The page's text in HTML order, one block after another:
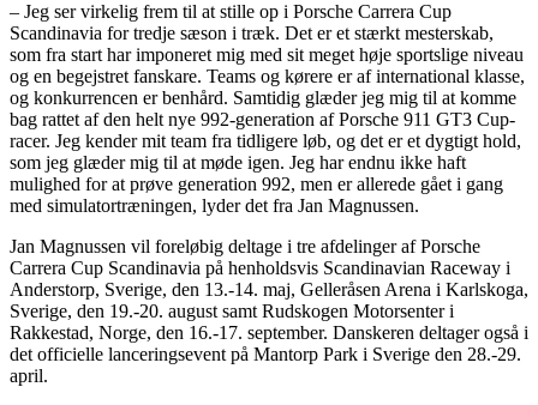
– Jeg ser virkelig frem til at stille op i Porsche Carrera Cup
Scandinavia for tredje sæson i træk. Det er et stærkt mesterskab,
som fra start har imponeret mig med sit meget høje sportslige niveau
og en begejstret fanskare. Teams og kørere er af international klasse,
og konkurrencen er benhård. Samtidig glæder jeg mig til at komme
bag rattet af den helt nye 992-generation af Porsche 911 GT3 Cup-
racer. Jeg kender mit team fra tidligere løb, og det er et dygtigt hold,
som jeg glæder mig til at møde igen. Jeg har endnu ikke haft
mulighed for at prøve generation 992, men er allerede gået i gang
med simulatortræningen, lyder det fra Jan Magnussen.
Jan Magnussen vil foreløbig deltage i tre afdelinger af Porsche
Carrera Cup Scandinavia på henholdsvis Scandinavian Raceway i
Anderstorp, Sverige, den 13.-14. maj, Gelleråsen Arena i Karlskoga,
Sverige, den 19.-20. august samt Rudskogen Motorsenter i
Rakkestad, Norge, den 16.-17. september. Danskeren deltager også i
det officielle lanceringsevent på Mantorp Park i Sverige den 28.-29.
april.